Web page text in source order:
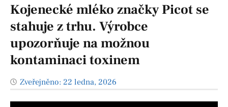
Kojenecké mléko značky Picot se
stahuje z trhu. Výrobce
upozorňuje na možnou
kontaminaci toxinem
Zveřejněno: 22 ledna, 2026